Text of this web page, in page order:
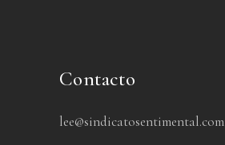
Contacto
lee@sindicatosentimental.com